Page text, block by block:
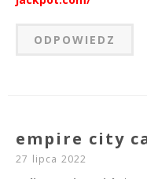
ODPOWIEDZ
empire city
27 lipca 2022